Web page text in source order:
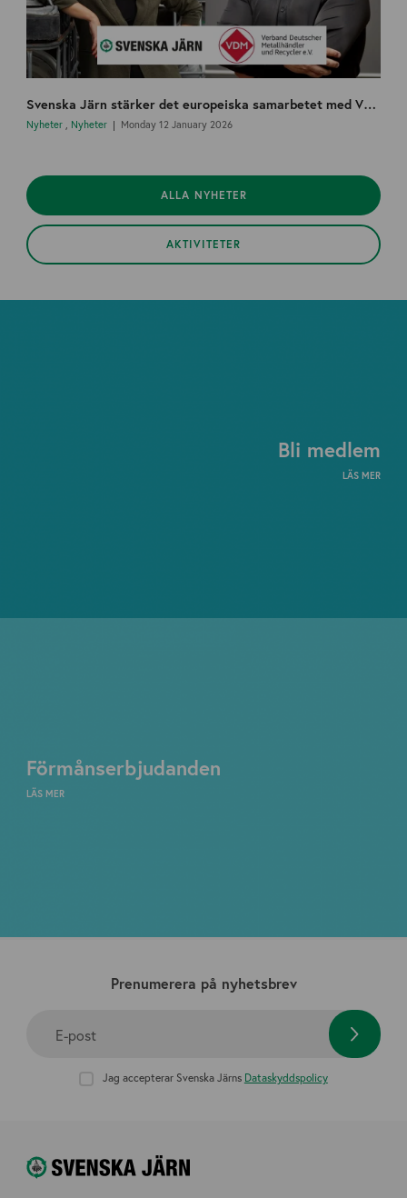
Svenska Järn stärker det europeiska samarbetet med VDM och startar en nordisk arbetsgrupp
Nyheter , Nyheter Monday 12 January 2026
ALLA NYHETER
AKTIVITETER
Bli medlem
LÄS MER
Förmånserbjudanden
LÄS MER
Prenumerera på nyhetsbrev
E-post
Jag accepterar Svenska Järns Dataskyddspolicy